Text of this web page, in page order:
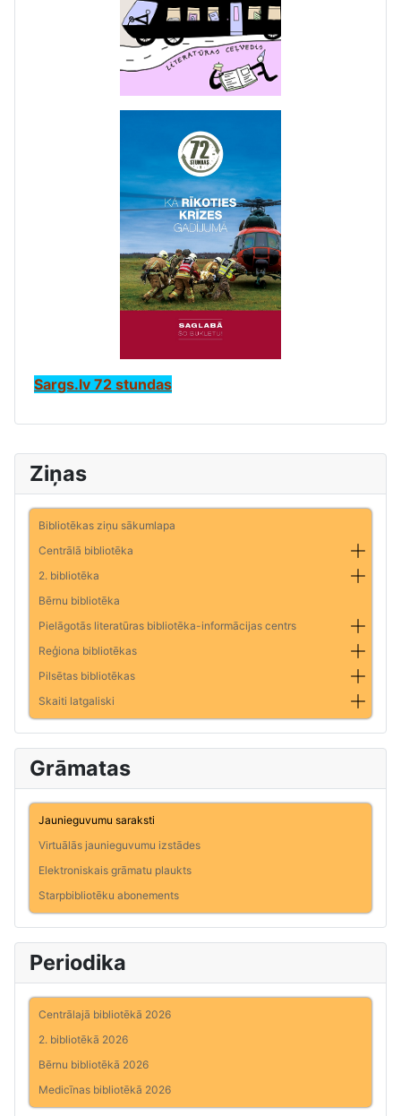
Ziņas
Bibliotēkas ziņu sākumlapa
Centrālā bibliotēka
2. bibliotēka
Bērnu bibliotēka
Pielāgotās literatūras bibliotēka-informācijas centrs
Reģiona bibliotēkas
Pilsētas bibliotēkas
Skaiti latgaliski
Grāmatas
Jaunieguvumu saraksti
Virtuālās jaunieguvumu izstādes
Elektroniskais grāmatu plaukts
Starpbibliotēku abonements
Periodika
Centrālajā bibliotēkā 2026
2. bibliotēkā 2026
Bērnu bibliotēkā 2026
Medicīnas bibliotēkā 2026
Sargs.lv 72 stundas